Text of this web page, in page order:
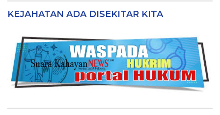
KEJAHATAN ADA DISEKITAR KITA